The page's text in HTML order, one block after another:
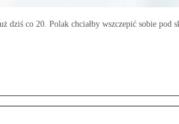
co 20. Polak chciałby wszczepić sobie pod